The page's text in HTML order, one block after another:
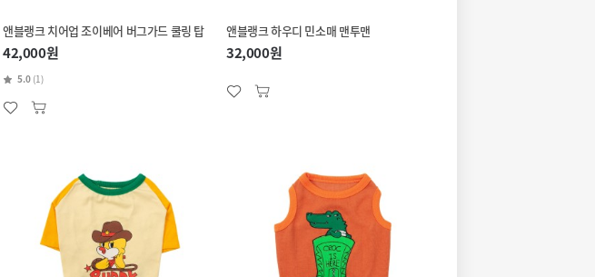
앤블랭크 치어업 조이베어 버그가드 쿨링 탑
42,000원
5.0 (1)
앤블랭크 하우디 민소매 맨투맨
32,000원